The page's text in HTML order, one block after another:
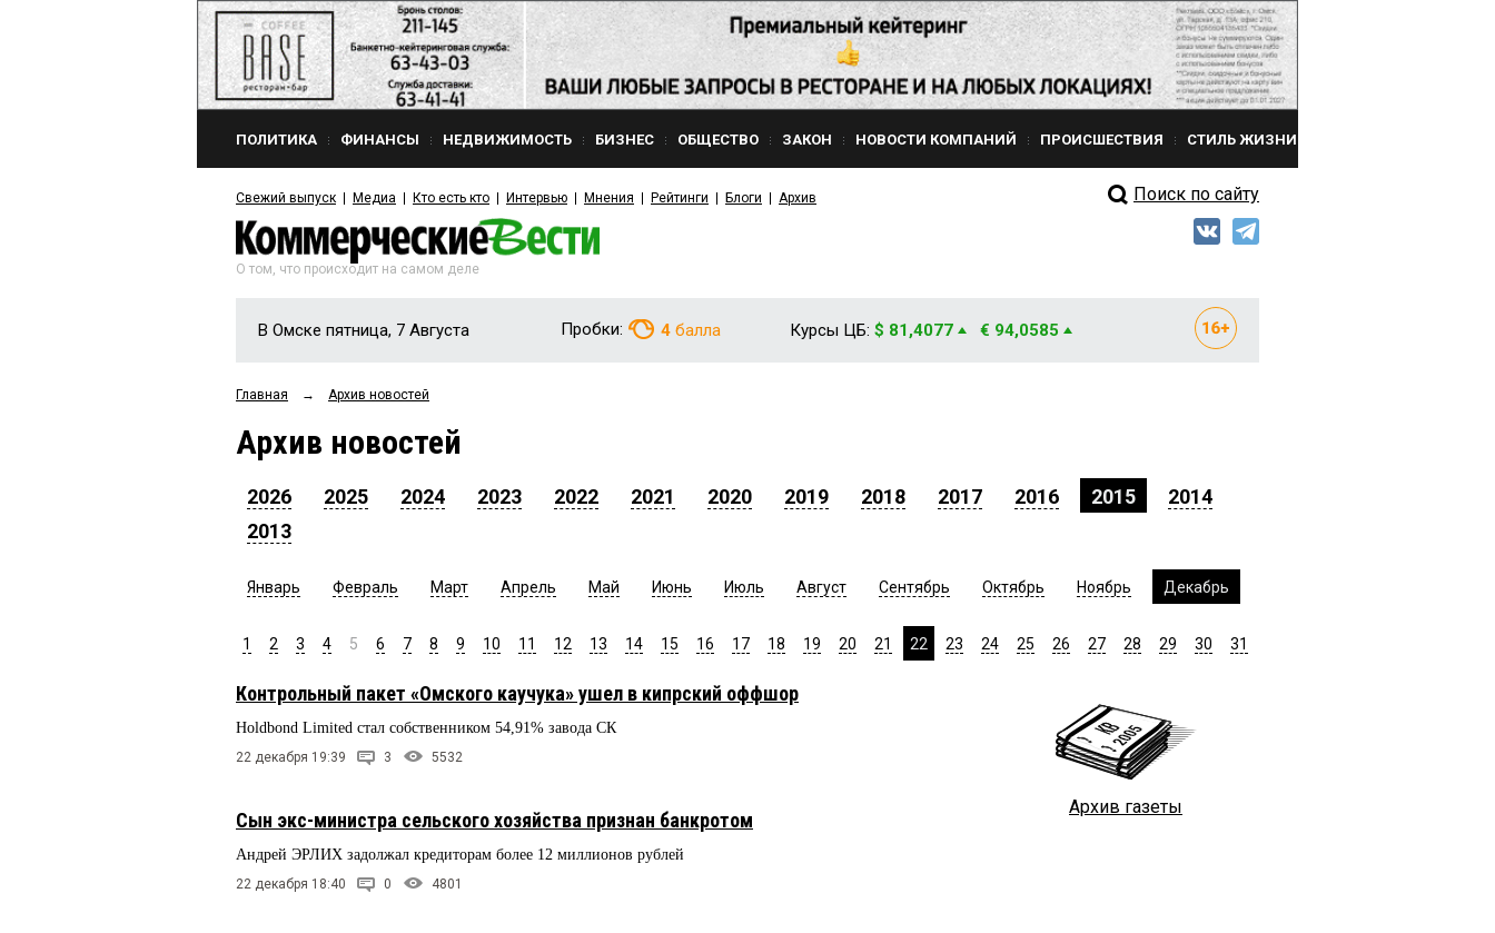
ПОЛИТИКА ФИНАНСЫ НЕДВИЖИМОСТЬ БИЗНЕС ОБЩЕСТВО ЗАКОН НОВОСТИ КОМПАНИЙ ПРОИСШЕСТВИЯ СТИЛЬ ЖИЗНИ
Свежий выпуск Медиа Кто есть кто Интервью Мнения Рейтинги Блоги Архив Поиск по сайту
О том, что происходит на самом деле
В Омске пятница, 7 Августа Пробки: 4 балла Курсы ЦБ: $ 81,4077 € 94,0585
Главная → Архив новостей
Архив новостей
2026 2025 2024 2023 2022 2021 2020 2019 2018 2017 2016 2015
2014
2013
Январь Февраль Март Апрель Май Июнь Июль Август Сентябрь Октябрь Ноябрь Декабрь
1 2 3 4 5 6 7 8 9 10 11 12 13 14 15 16 17 18 19 20 21 22 23 24 25 26 27 28 29 30 31
Контрольный пакет «Омского каучука» ушел в кипрский оффшор
Holdbond Limited стал собственником 54,91% завода СК
22 декабря 19:39 3 5532
Сын экс-министра сельского хозяйства признан банкротом
Андрей ЭРЛИХ задолжал кредиторам более 12 миллионов рублей
22 декабря 18:40 0 4801
Архив газеты